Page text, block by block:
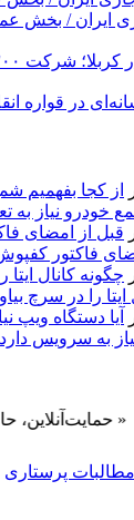
ایران / بخش
دانشمند در ۹ دوره
در قواره
از کجا بفهمیم
خودرو نیاز به
قبل از امضای فاکتور کفپوش این ۸ مورد
این ۸ مورد را مکتوب کنید؛ از متراژ پرت
چگونه کانال
را در سرچ
آیا دستگاه ویپ
به سرویس
حامی همه
پرستاری